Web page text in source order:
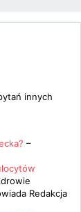
innych
–
Redakcja